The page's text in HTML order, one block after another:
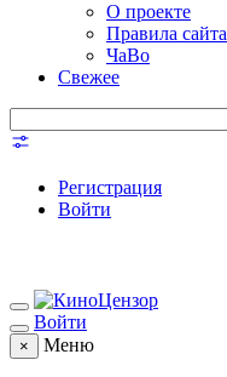
О проекте
Правила сайта
ЧаВо
Свежее
Регистрация
Войти
Войти
× Меню